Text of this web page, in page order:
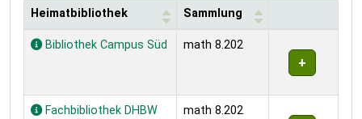
Exemplare
Heimatbibliothek Sammlung
Bibliothek Campus Süd math 8.202
Fachbibliothek DHBW
math 8.202